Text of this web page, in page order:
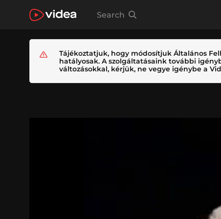
Search
Tájékoztatjuk, hogy módosítjuk Általános
hatályosak. A szolgáltatásaink további
változásokkal, kérjük, ne vegye igénybe a